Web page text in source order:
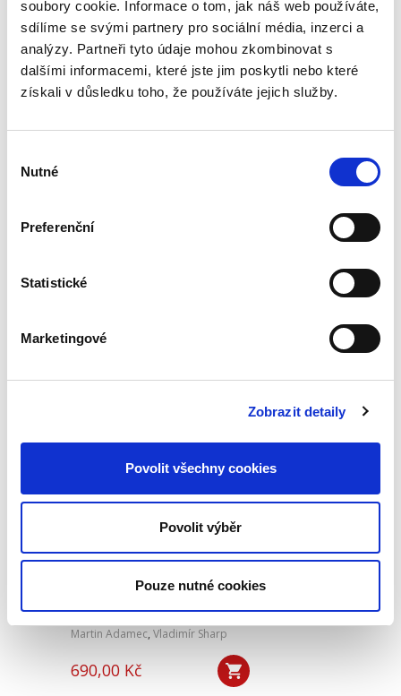
soubory cookie. Informace o tom, jak náš web používáte,
sdílíme se svými partnery pro sociální média, inzerci a
analýzy. Partneři tyto údaje mohou zkombinovat s
dalšími informacemi, které jste jim poskytli nebo které
získali v důsledku toho, že používáte jejich služby.
souhlasu
Nutné
Preferenční
Statistické
Marketingové
Zobrazit detaily
Povolit všechny cookies
Povolit výběr
Pouze nutné cookies
podmínky jeho vydání, právní důsledky i
možnosti obrany proti němu, přičemž...
Výklad práva
Právo Evropské unie v dnešní době významně
Právo v dabingu
Martin Adamec, Vladimír Sharp
690,00 Kč